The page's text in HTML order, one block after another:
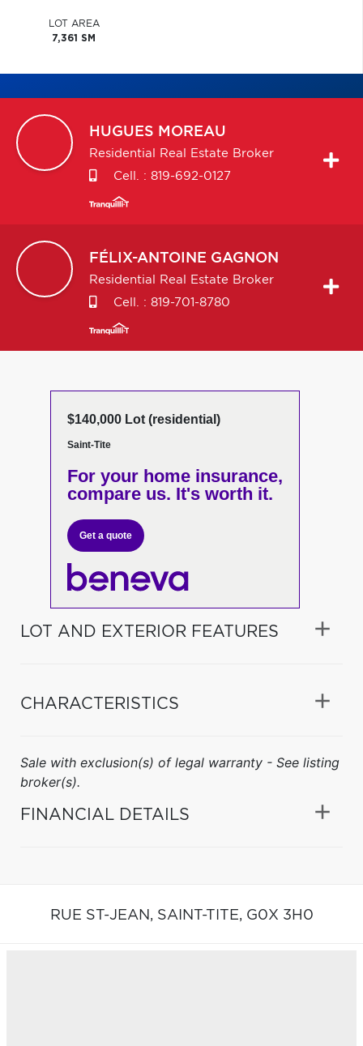
LOT AREA
7,361 SM
HUGUES MOREAU
Residential Real Estate Broker
Cell. : 819-692-0127
FÉLIX-ANTOINE GAGNON
Residential Real Estate Broker
Cell. : 819-701-8780
$140,000 Lot (residential)
Saint-Tite
For your home insurance,
compare us. It's worth it.
Get a quote
LOT AND EXTERIOR FEATURES
CHARACTERISTICS
Sale with exclusion(s) of legal warranty - See listing
broker(s).
FINANCIAL DETAILS
RUE ST-JEAN, SAINT-TITE, G0X 3H0